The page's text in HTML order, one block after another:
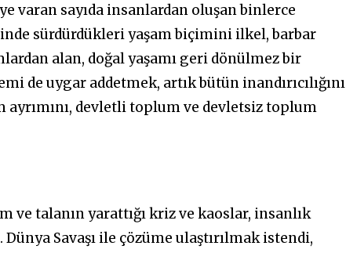
varan sayıda insanlardan oluşan binlerce
sürdürdükleri yaşam biçimini ilkel, barbar
alan, doğal yaşamı geri dönülmez bir
de uygar addetmek, artık bütün inandırıcılığını
devletli toplum ve devletsiz toplum
ve talanın yarattığı kriz ve kaoslar, insanlık
Savaşı ile çözüme ulaştırılmak istendi,